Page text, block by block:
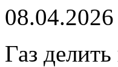
08.04.2026
Газ